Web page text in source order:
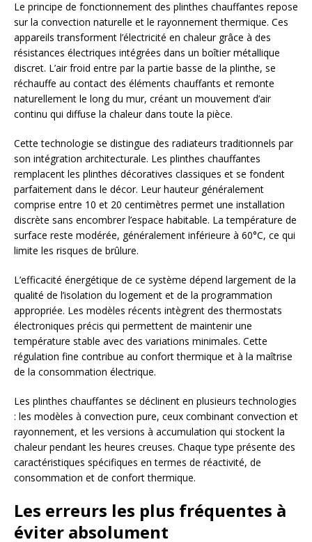
Le principe de fonctionnement des plinthes chauffantes repose
sur la convection naturelle et le rayonnement thermique. Ces
appareils transforment l’électricité en chaleur grâce à des
résistances électriques intégrées dans un boîtier métallique
discret. L’air froid entre par la partie basse de la plinthe, se
réchauffe au contact des éléments chauffants et remonte
naturellement le long du mur, créant un mouvement d’air
continu qui diffuse la chaleur dans toute la pièce.
Cette technologie se distingue des radiateurs traditionnels par
son intégration architecturale. Les plinthes chauffantes
remplacent les plinthes décoratives classiques et se fondent
parfaitement dans le décor. Leur hauteur généralement
comprise entre 10 et 20 centimètres permet une installation
discrète sans encombrer l’espace habitable. La température de
surface reste modérée, généralement inférieure à 60°C, ce qui
limite les risques de brûlure.
L’efficacité énergétique de ce système dépend largement de la
qualité de l’isolation du logement et de la programmation
appropriée. Les modèles récents intègrent des thermostats
électroniques précis qui permettent de maintenir une
température stable avec des variations minimales. Cette
régulation fine contribue au confort thermique et à la maîtrise
de la consommation électrique.
Les plinthes chauffantes se déclinent en plusieurs technologies
: les modèles à convection pure, ceux combinant convection et
rayonnement, et les versions à accumulation qui stockent la
chaleur pendant les heures creuses. Chaque type présente des
caractéristiques spécifiques en termes de réactivité, de
consommation et de confort thermique.
Les erreurs les plus fréquentes à
éviter absolument